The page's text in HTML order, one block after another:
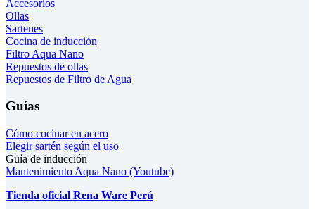
Accesorios
Ollas
Sartenes
Cocina de inducción
Filtro Aqua Nano
Repuestos de ollas
Repuestos de Filtro de Agua
Guías
Cómo cocinar en acero
Elegir sartén según el uso
Guía de inducción
Mantenimiento Aqua Nano (Youtube)
Tienda oficial Rena Ware Perú